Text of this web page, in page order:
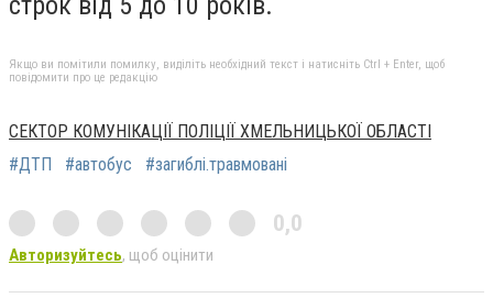
Якщо ви помітили помилку, виділіть необхідний текст і натисніть Ctrl + Enter, щоб
повідомити про це редакцію
СЕКТОР КОМУНІКАЦІЇ ПОЛІЦІЇ ХМЕЛЬНИЦЬКОЇ ОБЛАСТІ
#ДТП
#автобус #загиблі.травмовані
0,0
Авторизуйтесь, щоб оцінити